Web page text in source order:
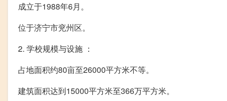
成立于1988年6月。
位于济宁市兖州区。
2. 学校规模与设施 ：
占地面积约80亩至26000平方米不等。
建筑面积达到15000平方米至366万平方米。